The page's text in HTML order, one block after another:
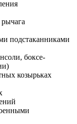
подстаканниками
боксе-
козырьках